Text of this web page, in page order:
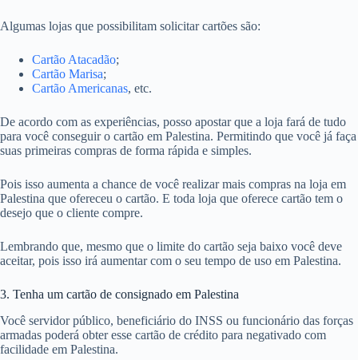
Algumas lojas que possibilitam solicitar cartões são:
Cartão Atacadão;
Cartão Marisa;
Cartão Americanas, etc.
De acordo com as experiências, posso apostar que a loja fará de tudo
para você conseguir o cartão em Palestina. Permitindo que você já faça
suas primeiras compras de forma rápida e simples.
Pois isso aumenta a chance de você realizar mais compras na loja em
Palestina que ofereceu o cartão. E toda loja que oferece cartão tem o
desejo que o cliente compre.
Lembrando que, mesmo que o limite do cartão seja baixo você deve
aceitar, pois isso irá aumentar com o seu tempo de uso em Palestina.
3. Tenha um cartão de consignado em Palestina
Você servidor público, beneficiário do INSS ou funcionário das forças
armadas poderá obter esse cartão de crédito para negativado com
facilidade em Palestina.